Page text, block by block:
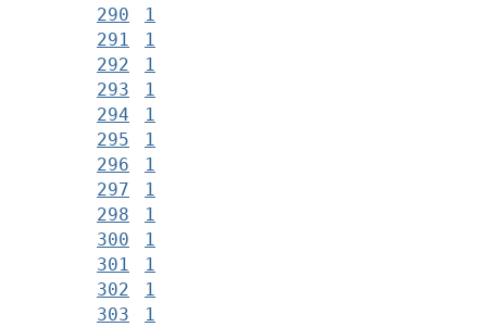
290
1
291
1
292
1
293
1
294
1
295
1
296
1
297
1
298
1
300
1
301
1
302
1
303
1